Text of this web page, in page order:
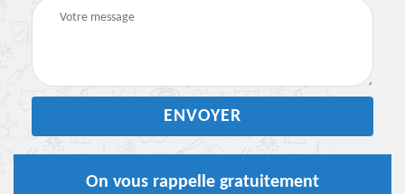
On vous rappelle gratuitement